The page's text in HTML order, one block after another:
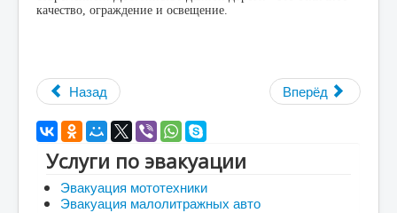
качество, ограждение и освещение.
Назад Вперёд
Услуги по эвакуации
Эвакуация мототехники
Эвакуация малолитражных авто